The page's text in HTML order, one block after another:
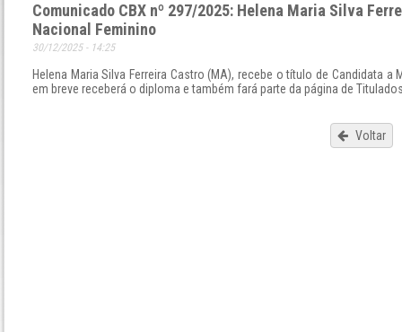
Comunicado CBX nº 297/2025: Helena Maria Silva
Nacional Feminino
30/12/2025 - 14:25
Helena Maria Silva Ferreira Castro (MA), recebe o título de Candidata
em breve receberá o diploma e também fará parte da página de
Voltar